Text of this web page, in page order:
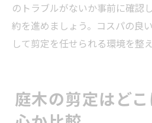
のトラブルがないか事前に確認
約を進めましょう。コスパの良
して剪定を任せられる環境を整
庭木の剪定はど